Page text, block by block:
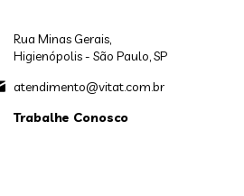
Rua Minas Gerais,
Higienópolis - São Paulo, SP
atendimento@vitat.com.br
Trabalhe Conosco